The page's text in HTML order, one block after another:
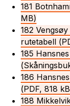
181
MB)
182
rutetabell
185
186
(PDF, 818
188